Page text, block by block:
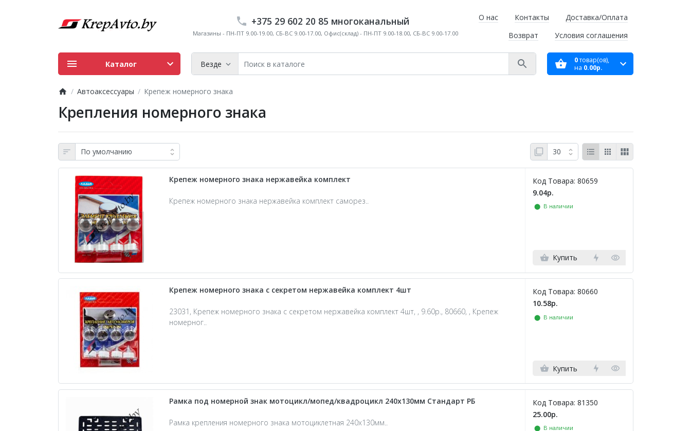
+375 29 602 20 85 многоканальный
Магазины - ПН-ПТ 9.00-19.00, СБ-ВС 9.00-17.00, Офис(склад) - ПН-ПТ 9.00-18.00, СБ-ВС 9.00-17.00
Везде
О нас Контакты
Доставка/Оплата
Возврат
Условия соглашения
0товар(ов),
на 0.00р.
Каталог
Автоаксессуары Крепеж номерного знака
Крепления номерного знака
Крепеж номерного знака нержавейка комплект
Крепеж номерного знака нержавейка комплект саморез..
Код Товара: 80659
9.04р.
⬤ В наличии
Купить
Крепеж номерного знака с секретом нержавейка комплект 4шт
23031, Крепеж номерного знака с секретом нержавейка комплект 4шт, , 9.60р., 80660, , Крепеж
номерног..
Код Товара: 80660
10.58р.
⬤ В наличии
Купить
Рамка под номерной знак мотоцикл/мопед/квадроцикл 240х130мм Стандарт РБ
Рамка крепления номерного знака мотоциклетная 240х130мм..
Код Товара: 81350
25.00р.
⬤ В наличии